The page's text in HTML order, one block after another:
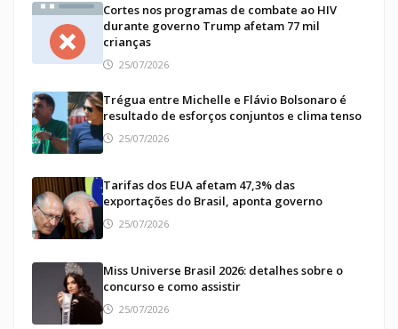
Cortes nos programas de combate ao HIV
durante governo Trump afetam 77 mil
crianças
25/07/2026
Trégua entre Michelle e Flávio Bolsonaro é
resultado de esforços conjuntos e clima tenso
25/07/2026
Tarifas dos EUA afetam 47,3% das
exportações do Brasil, aponta governo
25/07/2026
Miss Universe Brasil 2026: detalhes sobre o
concurso e como assistir
25/07/2026